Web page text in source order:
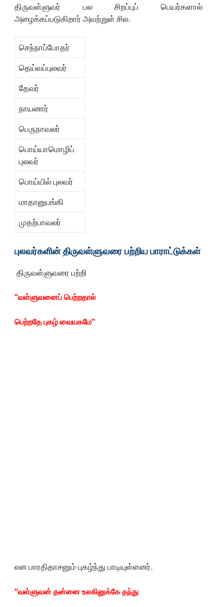
திருவள்ளுவர் பல சிறப்புப் பெயர்களால்
அழைக்கப்படுகிறார் அவற்றுள் சில.
செந்நாப்போதர்
தெய்வப்புலவர்
தேவர்
நாயனார்
பெருநாவலர்
பொய்யாமொழிப்
புலவர்
பொய்யில் புலவர்
மாதானுபங்கி
முதற்பாவலர்
புலவர்களின்திருவள்ளுவரை பற்றிய பாராட்டுக்கள்
திருவள்ளுவரை பற்றி
“வள்ளுவனைப் பெற்றதால்
பெற்றதே புகழ் வையகமே”
என பாரதிதாசனும் புகழ்ந்து பாடியுள்ளனர்.
“வள்ளுவன் தன்னை உலகினுக்கே தந்து